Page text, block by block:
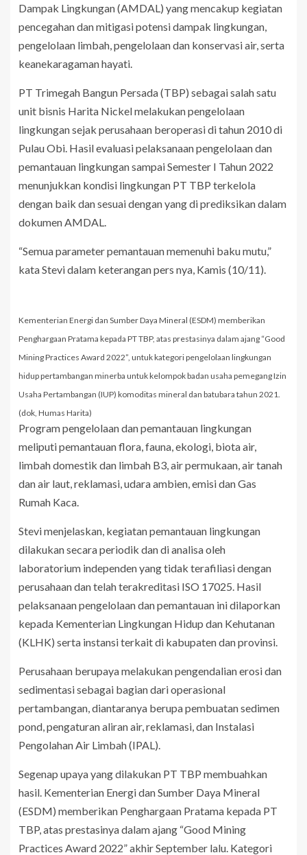
Dampak Lingkungan (AMDAL) yang mencakup kegiatan
pencegahan dan mitigasi potensi dampak lingkungan,
pengelolaan limbah, pengelolaan dan konservasi air, serta
keanekaragaman hayati.
PT Trimegah Bangun Persada (TBP) sebagai salah satu
unit bisnis Harita Nickel melakukan pengelolaan
lingkungan sejak perusahaan beroperasi di tahun 2010 di
Pulau Obi. Hasil evaluasi pelaksanaan pengelolaan dan
pemantauan lingkungan sampai Semester I Tahun 2022
menunjukkan kondisi lingkungan PT TBP terkelola
dengan baik dan sesuai dengan yang di prediksikan dalam
dokumen AMDAL.
“Semua parameter pemantauan memenuhi baku mutu,”
kata Stevi dalam keterangan pers nya, Kamis (10/11).
Kementerian Energi dan Sumber Daya Mineral (ESDM) memberikan
Penghargaan Pratama kepada PT TBP, atas prestasinya dalam ajang “Good
Mining Practices Award 2022”, untuk kategori pengelolaan lingkungan
hidup pertambangan minerba untuk kelompok badan usaha pemegang Izin
Usaha Pertambangan (IUP) komoditas mineral dan batubara tahun 2021.
(dok, Humas Harita)
Program pengelolaan dan pemantauan lingkungan
meliputi pemantauan flora, fauna, ekologi, biota air,
limbah domestik dan limbah B3, air permukaan, air tanah
dan air laut, reklamasi, udara ambien, emisi dan Gas
Rumah Kaca.
Stevi menjelaskan, kegiatan pemantauan lingkungan
dilakukan secara periodik dan di analisa oleh
laboratorium independen yang tidak terafiliasi dengan
perusahaan dan telah terakreditasi ISO 17025. Hasil
pelaksanaan pengelolaan dan pemantauan ini dilaporkan
kepada Kementerian Lingkungan Hidup dan Kehutanan
(KLHK) serta instansi terkait di kabupaten dan provinsi.
Perusahaan berupaya melakukan pengendalian erosi dan
sedimentasi sebagai bagian dari operasional
pertambangan, diantaranya berupa pembuatan sedimen
pond, pengaturan aliran air, reklamasi, dan Instalasi
Pengolahan Air Limbah (IPAL).
Segenap upaya yang dilakukan PT TBP membuahkan
hasil. Kementerian Energi dan Sumber Daya Mineral
(ESDM) memberikan Penghargaan Pratama kepada PT
TBP, atas prestasinya dalam ajang “Good Mining
Practices Award 2022” akhir September lalu. Kategori